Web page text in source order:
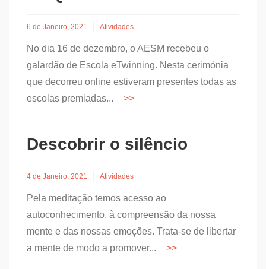
6 de Janeiro, 2021 Atividades
No dia 16 de dezembro, o AESM recebeu o
galardão de Escola eTwinning. Nesta cerimónia
que decorreu online estiveram presentes todas as
escolas premiadas...
Descobrir o silêncio
4 de Janeiro, 2021 Atividades
Pela meditação temos acesso ao
autoconhecimento, à compreensão da nossa
mente e das nossas emoções. Trata-se de libertar
a mente de modo a promover...